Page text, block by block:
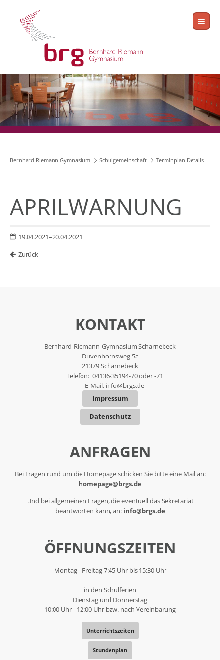
Bernhard Riemann Gymnasium Schulgemeinschaft Terminplan Details
APRILWARNUNG
19.04.2021–20.04.2021
Zurück
KONTAKT
Bernhard-Riemann-Gymnasium Scharnebeck
Duvenbornsweg 5a
21379 Scharnebeck
Telefon: 04136-35194-70 oder -71
E-Mail: info@brgs.de
Impressum
Datenschutz
ANFRAGEN
Bei Fragen rund um die Homepage schicken Sie bitte eine Mail an:
homepage@brgs.de
Und bei allgemeinen Fragen, die eventuell das Sekretariat
beantworten kann, an: info@brgs.de
ÖFFNUNGSZEITEN
Montag - Freitag 7:45 Uhr bis 15:30 Uhr
in den Schulferien
Dienstag und Donnerstag
10:00 Uhr - 12:00 Uhr bzw. nach Vereinbarung
Unterrichtszeiten
Stundenplan